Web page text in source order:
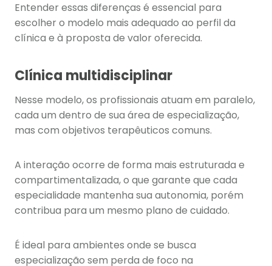
Entender essas diferenças é essencial para
escolher o modelo mais adequado ao perfil da
clínica e à proposta de valor oferecida.
Clínica multidisciplinar
Nesse modelo, os profissionais atuam em paralelo,
cada um dentro de sua área de especialização,
mas com objetivos terapêuticos comuns.
A interação ocorre de forma mais estruturada e
compartimentalizada, o que garante que cada
especialidade mantenha sua autonomia, porém
contribua para um mesmo plano de cuidado.
É ideal para ambientes onde se busca
especialização sem perda de foco na